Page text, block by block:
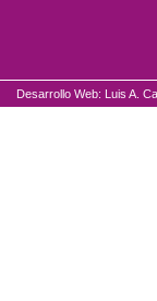
Desarrollo Web: Luis